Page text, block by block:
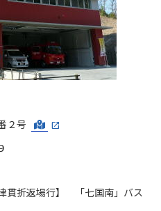
２号
貫折返場行】 「七国南」バス